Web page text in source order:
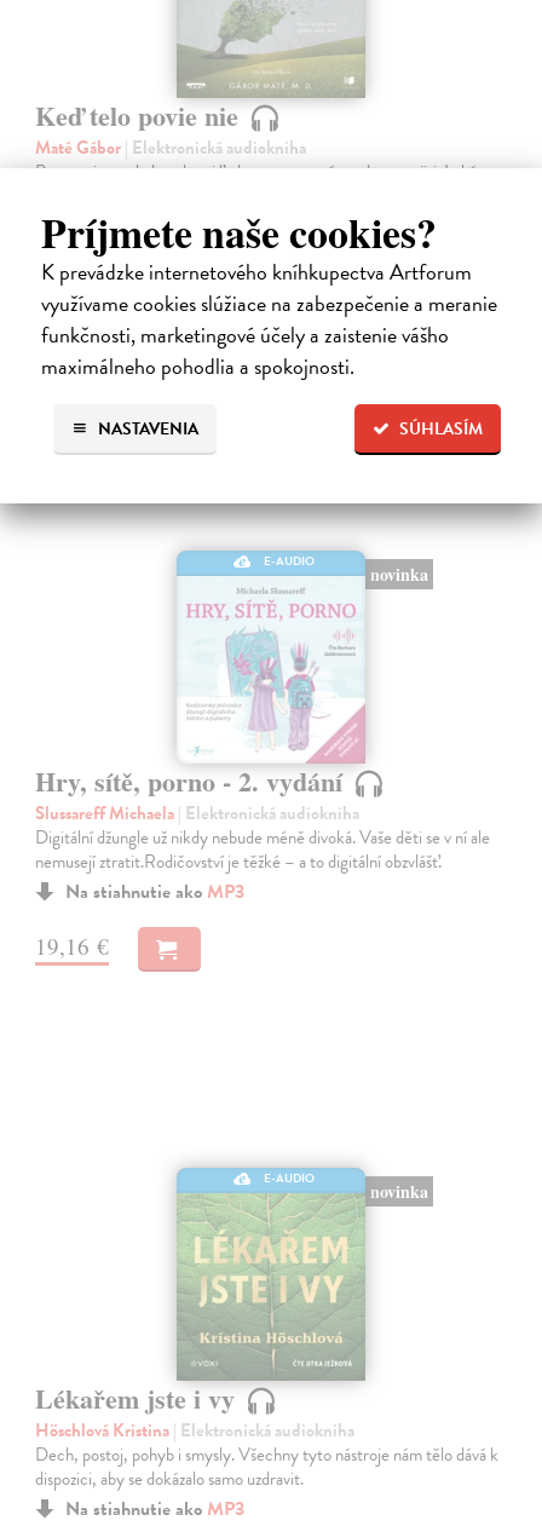
Príjmete naše cookies?
K prevádzke internetového kníhkupectva Artforum
využívame cookies slúžiace na zabezpečenie a meranie
funkčnosti, marketingové účely a zaistenie vášho
maximálneho pohodlia a spokojnosti.
SÚHLASÍM
NASTAVENIA
Keď telo povie nie
Maté Gábor| Elektronická audiokniha
Prevencia pred chorobami ľudstvo zamestnáva od nepamäti. Lekár a
využívame svoju mozgovú kapacitu, má vplyv aj na naše fyzické
zdravie.
Na stiahnutie akoMP3
14,45 €
E-AUDIO
novinka
Hry, sítě, porno - 2. vydání
Slussareff Michaela| Elektronická audiokniha
Digitální džungle už nikdy nebude méně divoká. Vaše děti se v ní ale
nemusejí ztratit.Rodičovství je těžké – a to digitální obzvlášť.
Na stiahnutie ako MP3
19,16 €
E-AUDIO
novinka
Lékařem jste i vy
Höschlová Kristina| Elektronická audiokniha
Dech, postoj, pohyb i smysly. Všechny tyto nástroje nám tělo dává k
dispozici, aby se dokázalo samo uzdravit.
Na stiahnutie ako MP3